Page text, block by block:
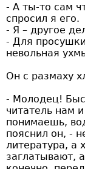
- А ты-то сам
спросил я его.
- Я – другое
- Для
невольная
Он с размаху
- Молодец!
читатель нам
понимаешь,
пояснил он, -
литература, а
заглатывают,